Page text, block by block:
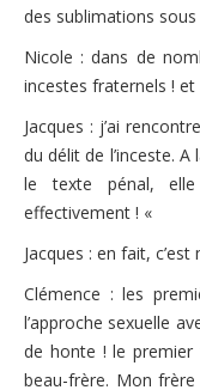
des sublimations
Nicole : dans de
incestes fraternels !
Jacques : j’ai
du délit de l’inceste.
le texte pénal,
effectivement ! «
Jacques : en fait,
Clémence : les
l’approche sexuelle
de honte ! le
beau-frère. Mon